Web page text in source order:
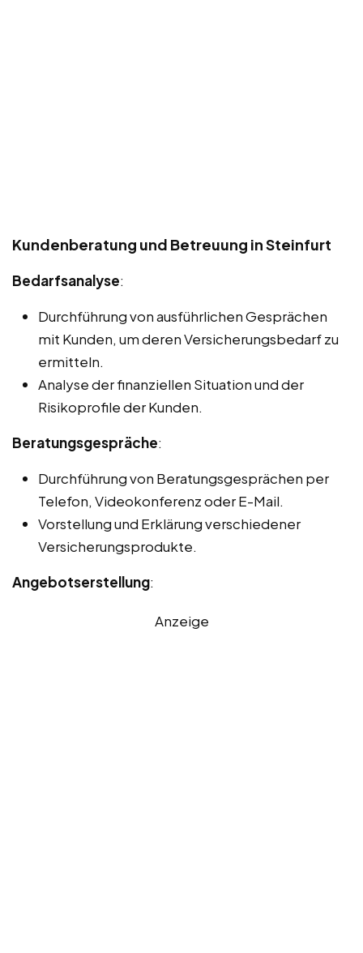
Kundenberatung und Betreuung in Steinfurt
Bedarfsanalyse:
Durchführung von ausführlichen Gesprächen
mit Kunden, um deren Versicherungsbedarf zu
ermitteln.
Analyse der finanziellen Situation und der
Risikoprofile der Kunden.
Beratungsgespräche:
Durchführung von Beratungsgesprächen per
Telefon, Videokonferenz oder E-Mail.
Vorstellung und Erklärung verschiedener
Versicherungsprodukte.
Angebotserstellung:
Anzeige